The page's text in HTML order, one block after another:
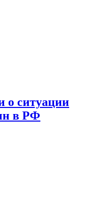
о ситуации
в РФ